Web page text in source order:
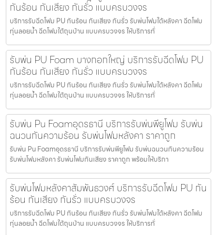
กันร้อน กันเสียง กันรั่ว แบบครบวงจร
บริการรับฉีดโฟม PU กันร้อน กันเสียง กันรั่ว รับพ่นโฟมใต้หลังคา ฉีดโฟม
ทุ่นลอยน้ำ ฉีดโฟมใต้ถุนบ้าน แบบครบวงจร ให้บริการทั่
รับพ่น PU Foam บางกอกใหญ่ บริการรับฉีดโฟม PU
กันร้อน กันเสียง กันรั่ว แบบครบวงจร
บริการรับฉีดโฟม PU กันร้อน กันเสียง กันรั่ว รับพ่นโฟมใต้หลังคา ฉีดโฟม
ทุ่นลอยน้ำ ฉีดโฟมใต้ถุนบ้าน แบบครบวงจร ให้บริการทั่
รับพ่น Pu Foamอุดรธานี บริการรับพ่นพียูโฟม รับพ่น
ฉนวนกันความร้อน รับพ่นโฟมหลังคา ราคาถูก
รับพ่น Pu Foamอุดรธานี บริการรับพ่นพียูโฟม รับพ่นฉนวนกันความร้อน
รับพ่นโฟมหลังคา รับพ่นโฟมกันเสียง ราคาถูก พร้อมให้บริกา
รับพ่นโฟมหลังคาสัมพันธวงศ์ บริการรับฉีดโฟม PU กัน
ร้อน กันเสียง กันรั่ว แบบครบวงจร
บริการรับฉีดโฟม PU กันร้อน กันเสียง กันรั่ว รับพ่นโฟมใต้หลังคา ฉีดโฟม
ทุ่นลอยน้ำ ฉีดโฟมใต้ถุนบ้าน แบบครบวงจร ให้บริการทั่